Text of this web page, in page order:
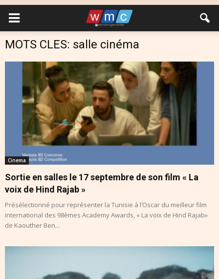
MOTS CLES: salle cinéma
Cinema
Sortie en salles le 17 septembre de son film « La
voix de Hind Rajab »
Présélectionné pour représenter la Tunisie à l’Oscar du meilleur film
international des 98èmes Academy Awards, « La voix de Hind Rajab»
de Kaouther Ben...